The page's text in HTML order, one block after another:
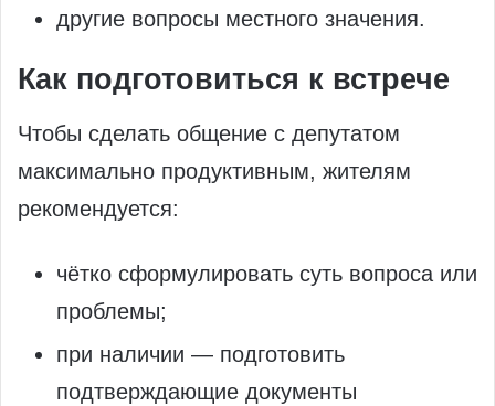
другие вопросы местного значения.
Как подготовиться к встрече
Чтобы сделать общение с депутатом
максимально продуктивным, жителям
рекомендуется:
чётко сформулировать суть вопроса или
проблемы;
при наличии — подготовить
подтверждающие документы